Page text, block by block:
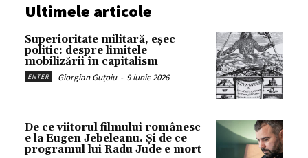
Ultimele articole
Superioritate militară, eșec
politic: despre limitele
mobilizării în capitalism
ENTER Giorgian Guțoiu - 9 iunie 2026
De ce viitorul filmului românesc
e la Eugen Jebeleanu. Și de ce
programul lui Radu Jude e mort